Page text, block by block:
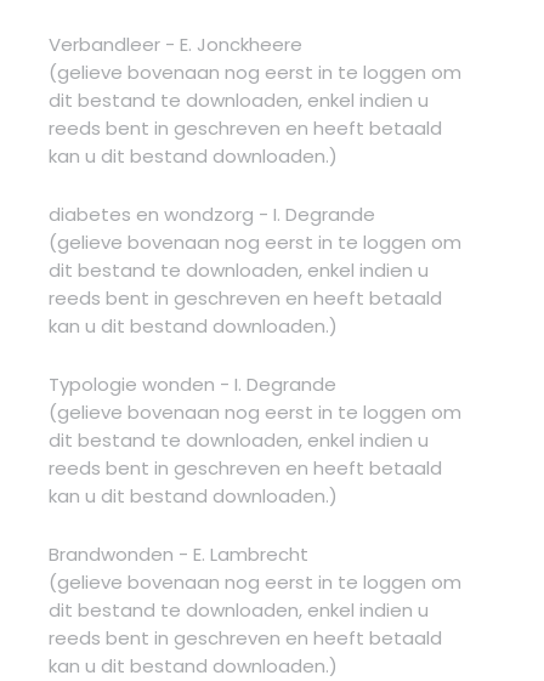
Verbandleer - E. Jonckheere
(gelieve bovenaan nog eerst in te loggen om
dit bestand te downloaden, enkel indien u
reeds bent in geschreven en heeft betaald
kan u dit bestand downloaden.)
diabetes en wondzorg - I. Degrande
(gelieve bovenaan nog eerst in te loggen om
dit bestand te downloaden, enkel indien u
reeds bent in geschreven en heeft betaald
kan u dit bestand downloaden.)
Typologie wonden - I. Degrande
(gelieve bovenaan nog eerst in te loggen om
dit bestand te downloaden, enkel indien u
reeds bent in geschreven en heeft betaald
kan u dit bestand downloaden.)
Brandwonden - E. Lambrecht
(gelieve bovenaan nog eerst in te loggen om
dit bestand te downloaden, enkel indien u
reeds bent in geschreven en heeft betaald
kan u dit bestand downloaden.)